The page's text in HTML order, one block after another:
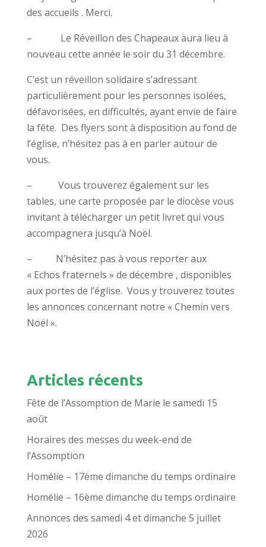
des accueils . Merci.
– Le Réveillon des Chapeaux aura lieu à
nouveau cette année le soir du 31 décembre.
C’est un réveillon solidaire s’adressant
particulièrement pour les personnes isolées,
défavorisées, en difficultés, ayant envie de faire
la fête. Des flyers sont à disposition au fond de
l’église, n’hésitez pas à en parler autour de
vous.
– Vous trouverez également sur les
tables, une carte proposée par le diocèse vous
invitant à télécharger un petit livret qui vous
accompagnera jusqu’à Noël.
– N’hésitez pas à vous reporter aux
« Echos fraternels » de décembre , disponibles
aux portes de l’église. Vous y trouverez toutes
les annonces concernant notre « Chemin vers
Noël ».
Articles récents
Fête de l’Assomption de Marie le samedi 15
août
Horaires des messes du week-end de
l’Assomption
Homélie – 17ème dimanche du temps ordinaire
Homélie – 16ème dimanche du temps ordinaire
Annonces des samedi 4 et dimanche 5 juillet
2026